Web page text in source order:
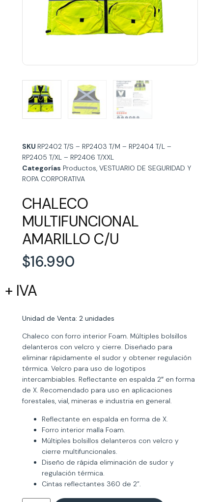
SKU RP2402 T/S – RP2403 T/M – RP2404 T/L –
RP2405 T/XL – RP2406 T/XXL
Categorías Productos, VESTUARIO DE SEGURIDAD Y
ROPA CORPORATIVA
CHALECO
MULTIFUNCIONAL
AMARILLO C/U
$16.990
+ IVA
Unidad de Venta: 2 unidades
Chaleco con forro interior Foam. Múltiples bolsillos
delanteros con velcro y cierre. Diseñado para
eliminar rápidamente el sudor y obtener regulación
térmica. Velcro para uso de logotipos
intercambiables. Reflectante en espalda 2″ en forma
de X. Recomendado para uso en aplicaciones
forestales, vial, mineras e industria en general.
Reflectante en espalda en forma de X.
Forro interior malla Foam.
Múltiples bolsillos delanteros con velcro y
cierre multifuncionales.
Diseño de rápida eliminación de sudor y
regulación térmica.
Cintas reflectantes 360 de 2”.